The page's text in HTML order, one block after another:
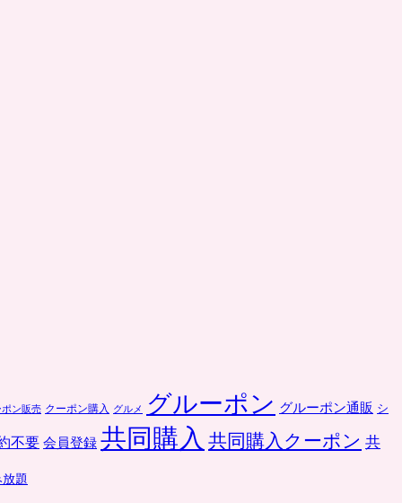
ポン販売 クーポン購入 グルメ グルーポン グルーポン通販 シ
不要 会員登録 共同購入 共同購入クーポン 共
題